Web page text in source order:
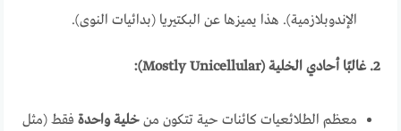
الإندوبلازمية). هذا يميزها عن البكتيريا (بدائيات النوى).
2. غالبًا أحادي الخلية (Mostly Unicellular):
معظم الطلائعيات كائنات حية تتكون منخلية واحدة فقط (مثل